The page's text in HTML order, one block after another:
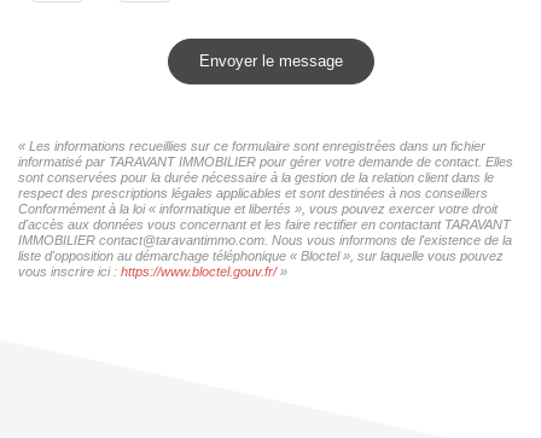
Envoyer le message
« Les informations recueillies sur ce formulaire sont enregistrées dans un fichier
informatisé par TARAVANT IMMOBILIER pour gérer votre demande de contact. Elles
sont conservées pour la durée nécessaire à la gestion de la relation client dans le
respect des prescriptions légales applicables et sont destinées à nos conseillers
Conformément à la loi « informatique et libertés », vous pouvez exercer votre droit
d'accès aux données vous concernant et les faire rectifier en contactant TARAVANT
IMMOBILIER contact@taravantimmo.com. Nous vous informons de l'existence de la
liste d'opposition au démarchage téléphonique « Bloctel », sur laquelle vous pouvez
vous inscrire ici : https://www.bloctel.gouv.fr/»